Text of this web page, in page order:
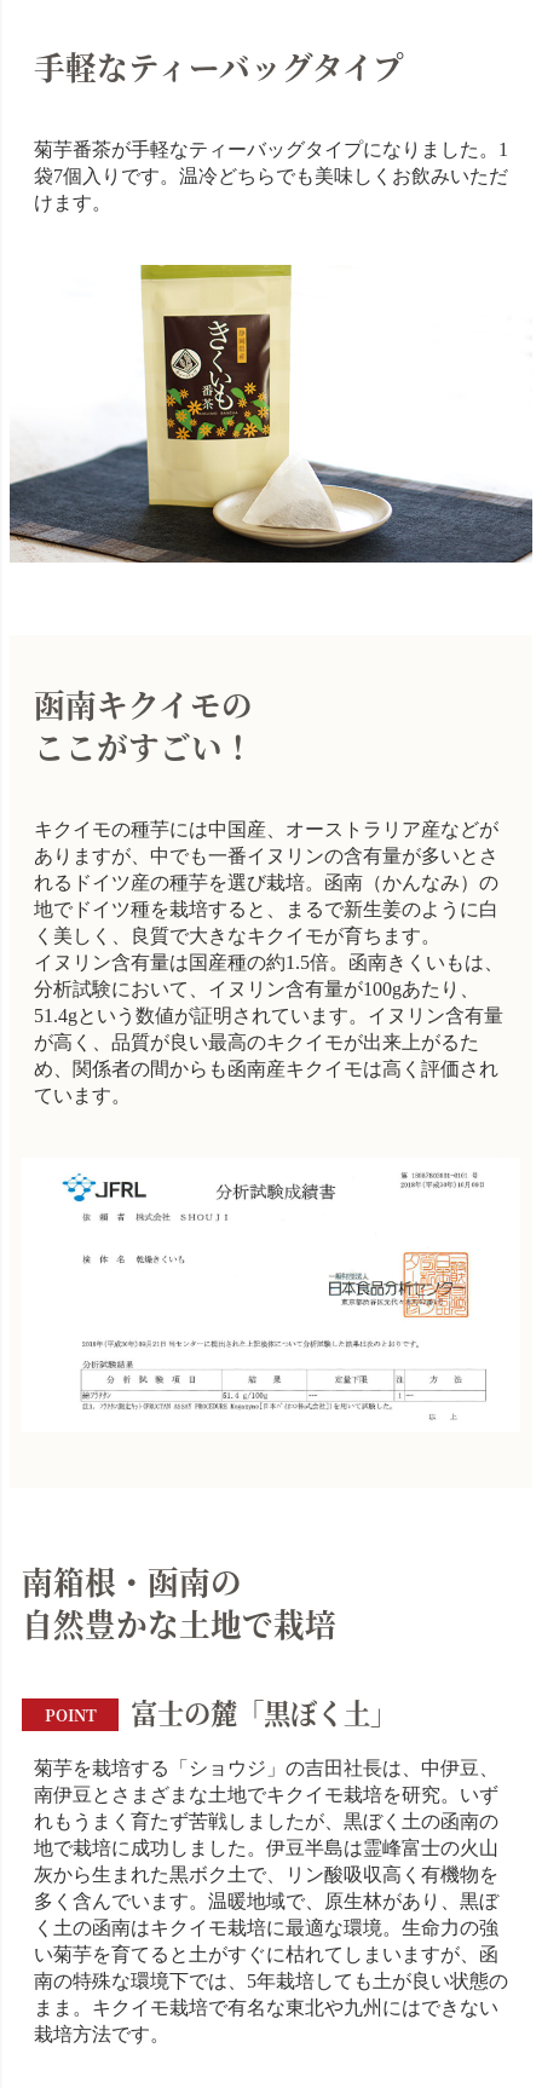
手軽なティーバッグタイプ
菊芋番茶が手軽なティーバッグタイプになりました。1
袋7個入りです。温冷どちらでも美味しくお飲みいただ
けます。
函南キクイモの
ここがすごい！
キクイモの種芋には中国産、オーストラリア産などが
ありますが、中でも一番イヌリンの含有量が多いとさ
れるドイツ産の種芋を選び栽培。函南（かんなみ）の
地でドイツ種を栽培すると、まるで新生姜のように白
く美しく、良質で大きなキクイモが育ちます。
イヌリン含有量は国産種の約1.5倍。函南きくいもは、
分析試験において、イヌリン含有量が100gあたり、
51.4gという数値が証明されています。イヌリン含有量
が高く、品質が良い最高のキクイモが出来上がるた
め、関係者の間からも函南産キクイモは高く評価され
ています。
南箱根・函南の
自然豊かな土地で栽培
POINT 富士の麓「黒ぼく土」
菊芋を栽培する「ショウジ」の吉田社長は、中伊豆、
南伊豆とさまざまな土地でキクイモ栽培を研究。いず
れもうまく育たず苦戦しましたが、黒ぼく土の函南の
地で栽培に成功しました。伊豆半島は霊峰富士の火山
灰から生まれた黒ボク土で、リン酸吸収高く有機物を
多く含んでいます。温暖地域で、原生林があり、黒ぼ
く土の函南はキクイモ栽培に最適な環境。生命力の強
い菊芋を育てると土がすぐに枯れてしまいますが、函
南の特殊な環境下では、5年栽培しても土が良い状態の
まま。キクイモ栽培で有名な東北や九州にはできない
栽培方法です。